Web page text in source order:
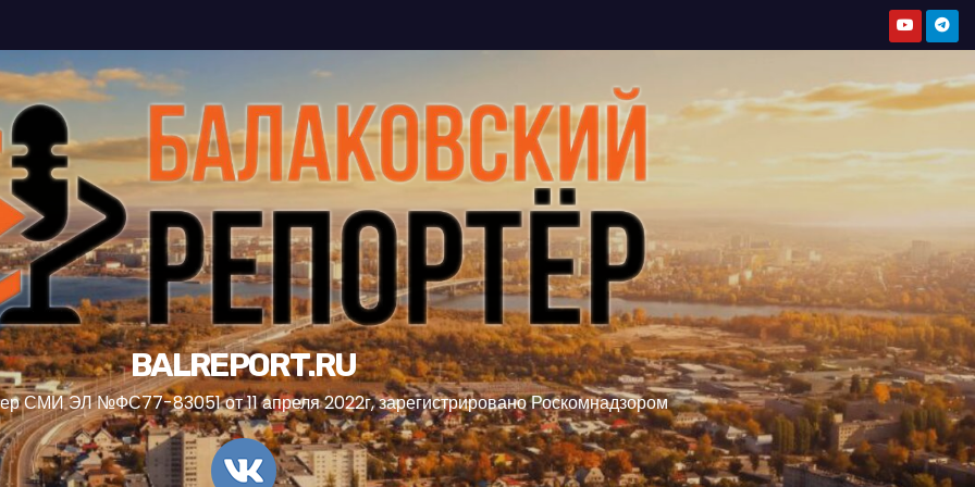
BALREPORT.RU
СМИ ЭЛ №ФС77-83051 от 11 апреля 2022г, зарегистрировано Роскомнадзором